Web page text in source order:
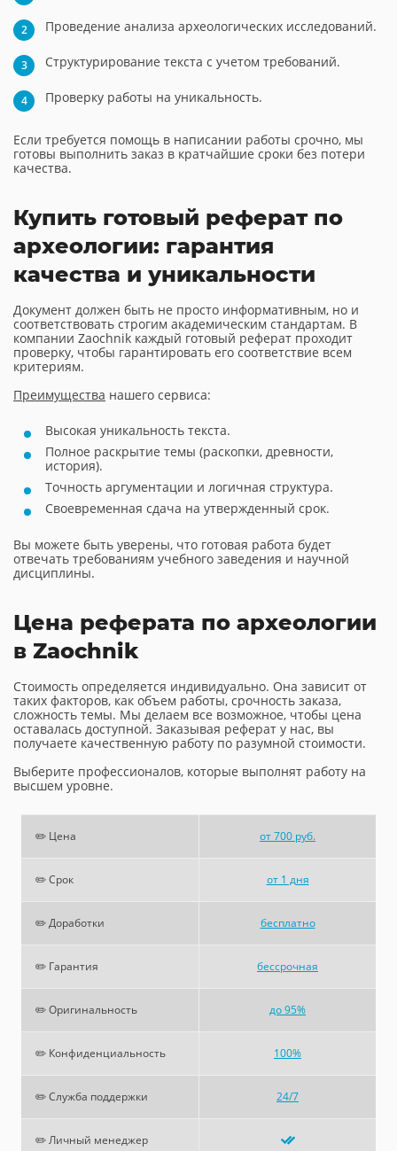
Проведение анализа археологических исследований.
Структурирование текста с учетом требований.
Проверку работы на уникальность.
Если требуется помощь в написании работы срочно, мы
готовы выполнить заказ в кратчайшие сроки без потери
качества.
Купить готовый реферат по
археологии: гарантия
качества и уникальности
Документ должен быть не просто информативным, но и
соответствовать строгим академическим стандартам. В
компании Zaochnik каждый готовый реферат проходит
проверку, чтобы гарантировать его соответствие всем
критериям.
Преимущества нашего сервиса:
Высокая уникальность текста.
Полное раскрытие темы (раскопки, древности,
история).
Точность аргументации и логичная структура.
Своевременная сдача на утвержденный срок.
Вы можете быть уверены, что готовая работа будет
отвечать требованиям учебного заведения и научной
дисциплины.
Цена реферата по археологии
в Zaochnik
Стоимость определяется индивидуально. Она зависит от
таких факторов, как объем работы, срочность заказа,
сложность темы. Мы делаем все возможное, чтобы цена
оставалась доступной. Заказывая реферат у нас, вы
получаете качественную работу по разумной стоимости.
Выберите профессионалов, которые выполнят работу на
высшем уровне.
✏️ Цена от 700 руб.
✏️ Срок от 1 дня
✏️ Доработки бесплатно
✏️ Гарантия бессрочная
✏️ Оригинальность до 95%
✏️ Конфиденциальность 100%
✏️ Служба поддержки 24/7
✏️ Личный менеджер